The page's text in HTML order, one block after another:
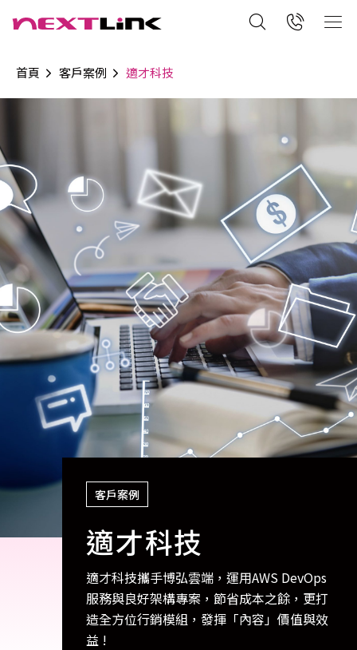
首頁 客戶案例 適才科技
客戶案例
適才科技
適才科技攜手博弘雲端，運用AWS DevOps
服務與良好架構專案，節省成本之餘，更打
造全方位行銷模組，發揮「內容」價值與效
益 !